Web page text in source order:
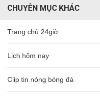
CHUYÊN MỤC KHÁC
Trang chủ 24giờ
Lịch hôm nay
Clip tin nóng bóng đá